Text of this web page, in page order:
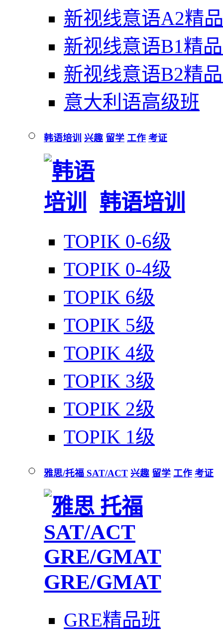
新视线意语A2精
新视线意语B1精
新视线意语B2精
意大利语高级班
韩语培训 兴趣 留学 工作 考证
韩语培训
TOPIK 0-6级
TOPIK 0-4级
TOPIK 6级
TOPIK 5级
TOPIK 4级
TOPIK 3级
TOPIK 2级
TOPIK 1级
雅思/托福 SAT/ACT 兴趣 留学 工作 考证
GRE/GMAT
GRE精品班